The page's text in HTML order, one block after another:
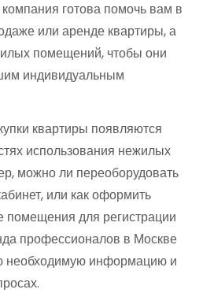
готова помочь вам в
или аренде квартиры, а
помещений, чтобы они
индивидуальным
квартиры появляются
использования нежилых
можно ли переоборудовать
или как оформить
для регистрации
профессионалов в Москве
необходимую информацию и